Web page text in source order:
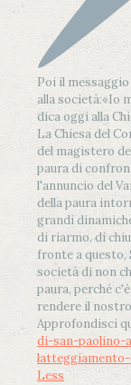
Poi il messaggio
alla società:«Io
dica oggi alla
La Chiesa del
del magistero
paura di
l'annuncio del
della paura
grandi
di riarmo, di
fronte a questo,
società di non
paura, perché
rendere il
Approfondisci
di-san-
Less